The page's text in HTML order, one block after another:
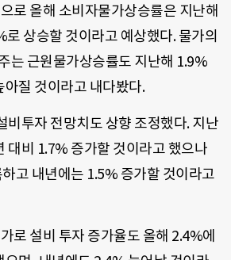
로 올해 소비자물가상승률은 지난해
상승할 것이라고 예상했다. 물가의
는 근원물가상승률도 지난해 1.9%
질 것이라고 내다봤다.
비투자 전망치도 상향 조정했다. 지난
대비 1.7% 증가할 것이라고 했으나
고 내년에는 1.5% 증가할 것이라고
로 설비 투자 증가율도 올해 2.4%에